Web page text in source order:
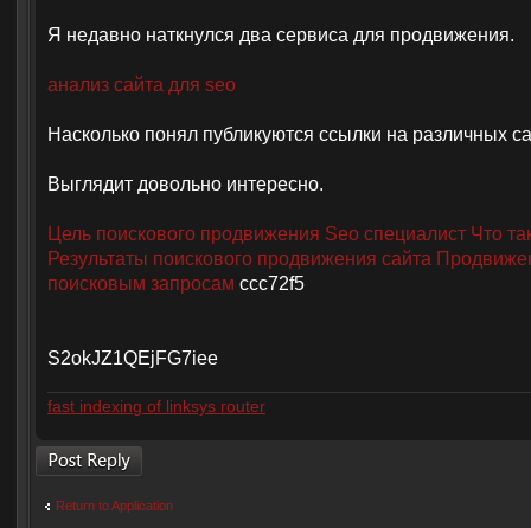
Я недавно наткнулся два сервиса для продвижения.
анализ сайта для seo
Насколько понял публикуются ссылки на различных
Выглядит довольно интересно.
Цель поискового продвижения Seo специалист Что
Результаты поискового продвижения сайта
поисковым запросам ccc72f5
S2okJZ1QEjFG7iee
fast indexing of linksys router
Post a reply
Return to Application